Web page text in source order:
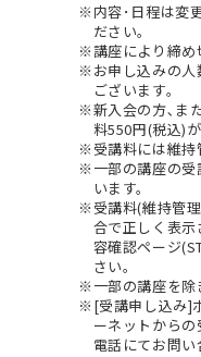
内容･日程は変
ださい。
講座により締め
お申し込みの
ございます。
新入会の方､ま
料550円(税込)
受講料には維持
一部の講座の
います。
受講料(維持管
合で正しく表
容確認ページ
さい。
一部の講座を除
[受講申し込み]
ーネットから
電話にてお問い